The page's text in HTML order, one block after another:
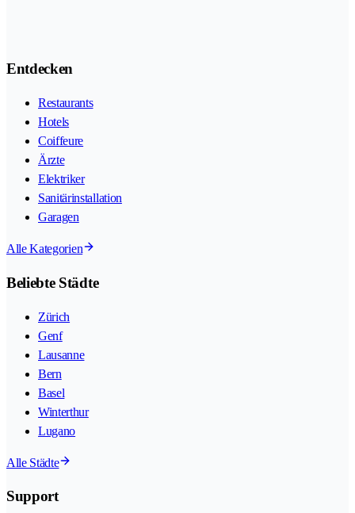
Entdecken
Restaurants
Hotels
Coiffeure
Ärzte
Elektriker
Sanitärinstallation
Garagen
Alle Kategorien
Beliebte Städte
Zürich
Genf
Lausanne
Bern
Basel
Winterthur
Lugano
Alle Städte
Support